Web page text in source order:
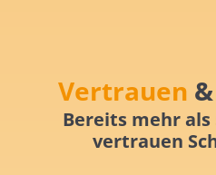
Vertrauen
Bereits mehr als
vertrauen